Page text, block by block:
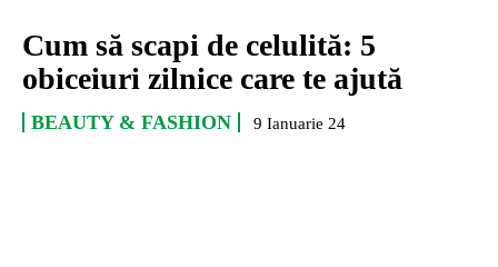
Cum să scapi de celulită: 5
obiceiuri zilnice care te ajută
BEAUTY & FASHION 9 Ianuarie 24